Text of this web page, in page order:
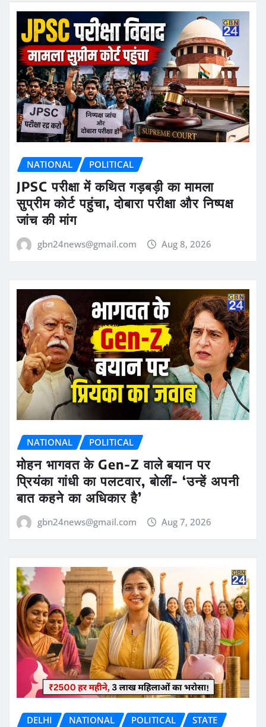
NATIONAL POLITICAL
JPSC परीक्षा में कथित गड़बड़ी का मामला
सुप्रीम कोर्ट पहुंचा, दोबारा परीक्षा और निष्पक्ष
जांच की मांग
gbn24news@gmail.com Aug 8, 2026
NATIONAL POLITICAL
मोहन भागवत के Gen-Z वाले बयान पर
प्रियंका गांधी का पलटवार, बोलीं- ‘उन्हें अपनी
बात कहने का अधिकार है’
gbn24news@gmail.com Aug 7, 2026
DELHI NATIONAL POLITICAL STATE